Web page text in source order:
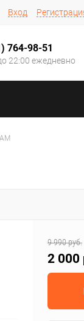
Вход
764-98-51
22:00 ежедневно
9 990 руб.
2 000